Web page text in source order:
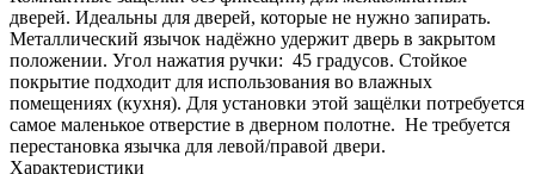
дверей. Идеальны для дверей, которые не нужно запирать.
Металлический язычок надёжно удержит дверь в закрытом
положении. Угол нажатия ручки: 45 градусов. Стойкое
покрытие подходит для использования во влажных
помещениях (кухня). Для установки этой защёлки потребуется
самое маленькое отверстие в дверном полотне. Не требуется
перестановка язычка для левой/правой двери.
Характеристики